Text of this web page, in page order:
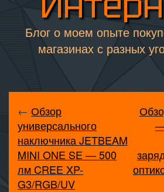
Блог о моем опыте
магазинах с разных
← Обзор
универсального
наключника JETBEAM
MINI ONE SE — 500
лм CREE XP-
G3/RGB/UV
—